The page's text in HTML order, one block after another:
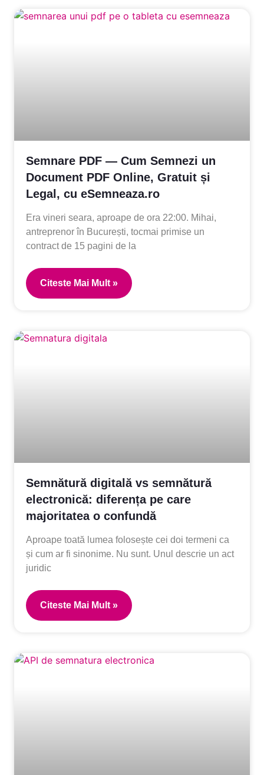
Semnare PDF — Cum Semnezi un
Document PDF Online, Gratuit și
Legal, cu eSemneaza.ro
Era vineri seara, aproape de ora 22:00. Mihai,
antreprenor în București, tocmai primise un
contract de 15 pagini de la
Citeste Mai Mult »
Semnătură digitală vs semnătură
electronică: diferența pe care
majoritatea o confundă
Aproape toată lumea folosește cei doi termeni ca
și cum ar fi sinonime. Nu sunt. Unul descrie un act
juridic
Citeste Mai Mult »